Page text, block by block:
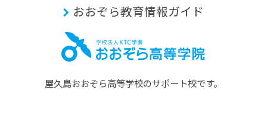
おおぞら教育情報ガイド
屋久島おおぞら⾼等学校のサポート校です。